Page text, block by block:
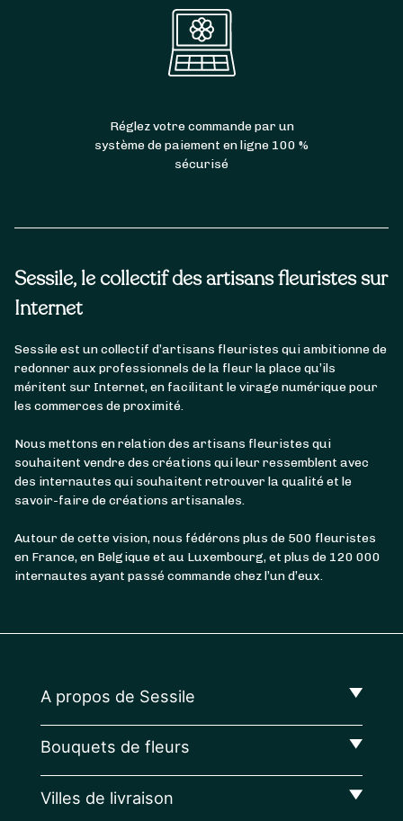
Sessile, le collectif des artisans fleuristes sur
Internet
Sessile est un collectif d’artisans fleuristes qui ambitionne de
redonner aux professionnels de la fleur la place qu’ils
méritent sur Internet, en facilitant le virage numérique pour
les commerces de proximité.
Nous mettons en relation des artisans fleuristes qui
souhaitent vendre des créations qui leur ressemblent avec
des internautes qui souhaitent retrouver la qualité et le
savoir-faire de créations artisanales.
Autour de cette vision, nous fédérons plus de 500 fleuristes
en France, en Belgique et au Luxembourg, et plus de 120 000
internautes ayant passé commande chez l’un d’eux.
Réglez votre commande par un
système de paiement en ligne 100 %
sécurisé
A propos de Sessile
Bouquets de fleurs
Villes de livraison